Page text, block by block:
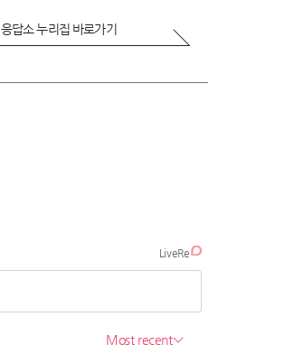
응답소 누리집 바로가기